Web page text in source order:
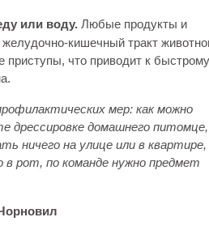
или воду. Любые продукты и
кишечный тракт
что приводит к быстрому
мер: как можно
дрессировке домашнего питомце,
ничего на улице или в квартире,
рот, по команде нужно предмет